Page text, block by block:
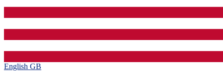
English GB‎